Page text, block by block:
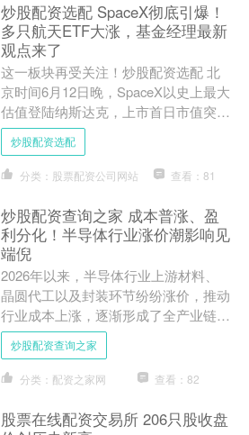
炒股配资选配 SpaceX彻底引爆！
多只航天ETF大涨，基金经理最新
观点来了
这一板块再受关注！炒股配资选配 北
京时间6月12日晚，SpaceX以史上最大
估值登陆纳斯达克，上市首日市值突破
2万亿美元。而在当天白天，A股市场
已对这一里程碑事....
炒股配资选配
分类：股票配资公司网站 查看：81
炒股配资查询之家 成本普涨、盈
利分化！半导体行业涨价潮影响见
端倪
2026年以来，半导体行业上游材料、
晶圆代工以及封装环节纷纷涨价，推动
行业成本上涨，逐渐形成了全产业链价
格普涨之势。 涨价潮的影响，已经体
现在一季报中。其中，存....
炒股配资查询之家
分类：配资之家网 查看：82
股票在线配资交易所 206只股收盘